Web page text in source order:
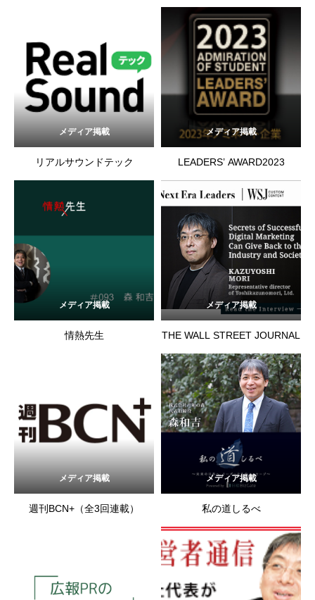
メディア掲載
リアルサウンドテック
メディア掲載
LEADERS’ AWARD2023
メディア掲載
情熱先生
メディア掲載
THE WALL STREET JOURNAL
メディア掲載
週刊BCN+（全3回連載）
メディア掲載
私の道しるべ